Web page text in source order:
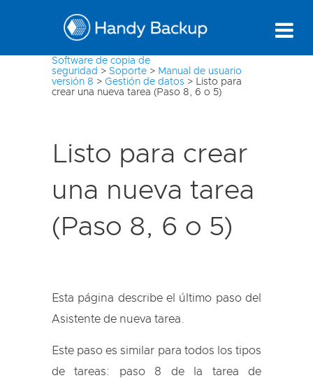
Software de copia de
seguridad > Soporte > Manual de usuario
versión 8 > Gestión de datos > Listo para
crear una nueva tarea (Paso 8, 6 o 5)
Listo para crear
una nueva tarea
(Paso 8, 6 o 5)
Esta página describe el último paso del
Asistente de nueva tarea.
Este paso es similar para todos los tipos
de tareas: paso 8 de la tarea de